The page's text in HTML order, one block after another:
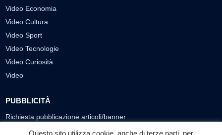
Video Economia
Video Cultura
Video Sport
Video Tecnologie
Video Curiosità
Video
PUBBLICITÀ
Richiesta pubblicazione articoli/banner